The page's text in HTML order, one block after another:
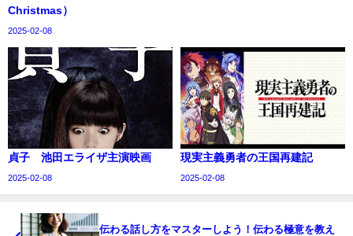
Christmas）
2025-02-08
貞子 池田エライザ主演映画
2025-02-08
現実主義勇者の王国再建記
2025-02-08
伝わる話し方をマスターしよう！伝わる極意を教え